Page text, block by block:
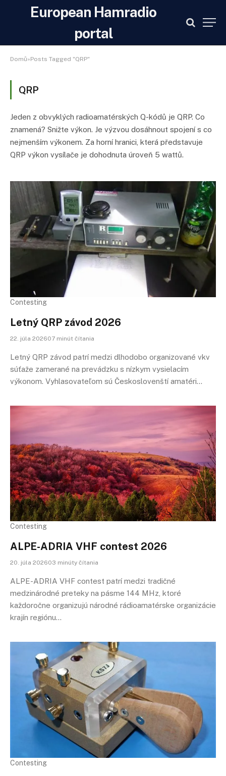
European Hamradio
portal
Domů»Posts Tagged "QRP"
QRP
Jeden z obvyklých radioamatérských Q-kódů je QRP. Co
znamená? Snižte výkon. Je výzvou dosáhnout spojení s co
nejmenším výkonem. Za horní hranici, která představuje
QRP výkon vysílače je dohodnuta úroveň 5 wattů.
Contesting
Letný QRP závod 2026
22. júla 202607 minút čítania
Letný QRP závod patrí medzi dlhodobo organizované vkv
súťaže zamerané na prevádzku s nízkym vysielacím
výkonom. Vyhlasovateľom sú Českoslovenští amatéri…
Contesting
ALPE-ADRIA VHF contest 2026
20. júla 202603 minúty čítania
ALPE-ADRIA VHF contest patrí medzi tradičné
medzinárodné preteky na pásme 144 MHz, ktoré
každoročne organizujú národné rádioamatérske organizácie
krajín regiónu…
Contesting